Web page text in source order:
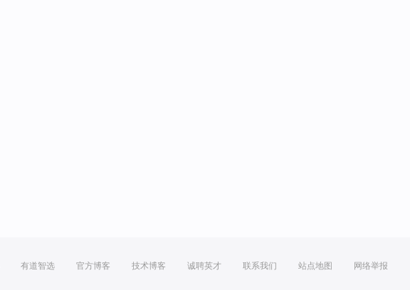
有道智选 官方博客 技术博客 诚聘英才 联系我们 站点地图 网络举报